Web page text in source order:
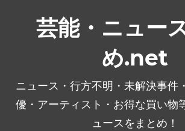
芸能・ニュー
め.net
ニュース・行方不明・未解決事件
優・アーティスト・お得な買い物
ュースをまとめ！